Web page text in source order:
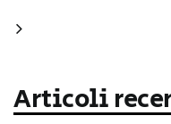
Articoli